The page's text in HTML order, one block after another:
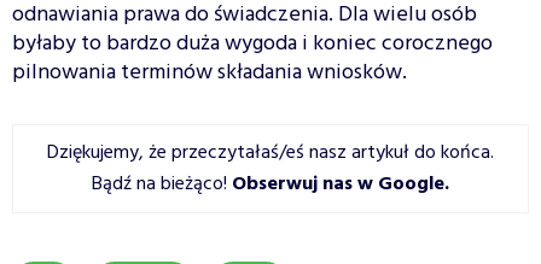
odnawiania prawa do świadczenia. Dla wielu osób
byłaby to bardzo duża wygoda i koniec corocznego
pilnowania terminów składania wniosków.
Dziękujemy, że przeczytałaś/eś nasz artykuł do końca.
Bądź na bieżąco! Obserwuj nas w Google.